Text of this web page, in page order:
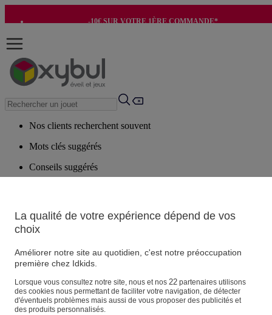
-10€ SUR VOTRE 1ÈRE COMMANDE*
Nos clients recherchent souvent
Mots clés suggérés
Conseils suggérés
Suivre une commande
Magasin
Panier
Favoris
La qualité de votre expérience dépend de vos
choix
Améliorer notre site au quotidien, c'est notre préoccupation
première chez Idkids.
Lorsque vous consultez notre site, nous et nos 22partenaires utilisons
des cookies nous permettant de faciliter votre navigation, de détecter
d'éventuels problèmes mais aussi de vous proposer des publicités et
des produits personnalisés.